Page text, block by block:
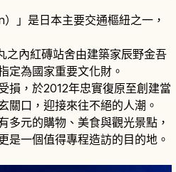
」是日本主要交通樞紐之一，
之內紅磚站舍由建築家辰野金吾
定為國家重要文化財。
損，於2012年忠實復原至創建當
關口，迎接來往不絕的人潮。
多元的購物、美食與觀光景點，
是一個值得專程造訪的目的地。